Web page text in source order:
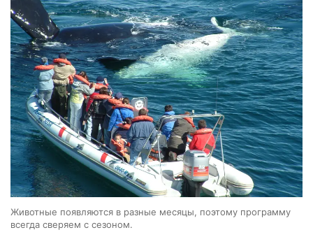
Животные появляются в разные месяцы, поэтому программу
всегда сверяем с сезоном.